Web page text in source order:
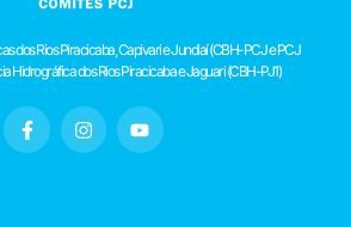
dos Rios Piracicaba, Capivari e Jundiaí (CBH-PCJ e PCJ
Hidrográfica dos Rios Piracicaba e Jaguari (CBH-PJ1)